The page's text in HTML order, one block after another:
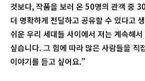
것보다, 작품을 보러 온 50명의 관객 중
더 명확하게 전달하고 공유할 수 있다고
쉬운 우리 세대들 사이에서 저는 계속해
싶습니다. 그 힘에 따라 많은 사람들을 직
이야기를 듣고 싶어요.”